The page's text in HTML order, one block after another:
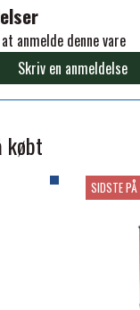
EQUINE
EQUINE
BESKYTTELSE
EQUINE
JACKS
LEMIEUX
anmelde denne vare
Skriv en anmeldelse
købt
SIDSTE PÅ